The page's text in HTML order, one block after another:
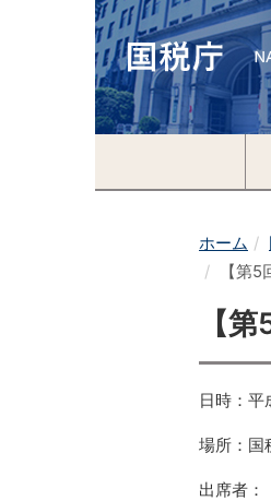
ホーム
【第
【
日時：
場所：国
出席者：